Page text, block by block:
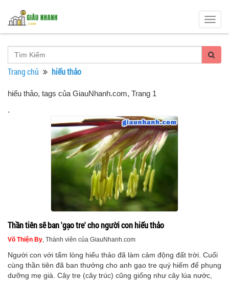
Trang chủ hiếu thảo
hiếu thảo, tags của GiauNhanh.com, Trang 1
.
Thần tiên sẽ ban 'gạo tre' cho người con hiếu thảo
Võ Thiện By, Thành viên của GiauNhanh.com
Người con với tấm lòng hiếu thảo đã làm cảm động đất trời. Cuối
cùng thần tiên đã ban thưởng cho anh gạo tre quý hiếm để phụng
dưỡng mẹ già. Cây tre (cây trúc) cũng giống như cây lúa nước,